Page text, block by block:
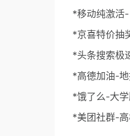
*移动纯激活
*京喜特价抽
*头条搜索极
*高德加油-
*饿了么-大
*美团社群-